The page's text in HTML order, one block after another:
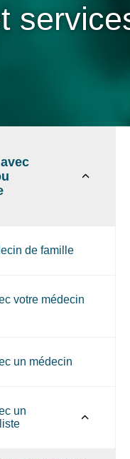
de famille
votre médecin
un médecin
un